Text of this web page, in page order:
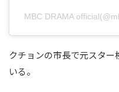
MBC DRAMA
クチョンの市長で元スタ
いる。